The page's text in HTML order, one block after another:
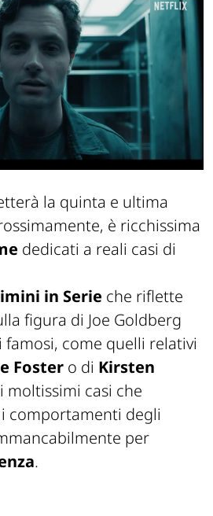
la quinta e ultima
è ricchissima
dedicati a reali casi di
in Serie che riflette
figura di Joe Goldberg
come quelli relativi
Foster o di Kirsten
moltissimi casi che
comportamenti degli
per
.